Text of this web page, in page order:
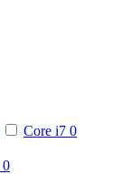
Core i7 0
0